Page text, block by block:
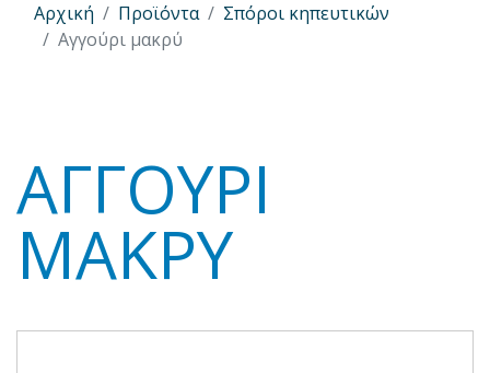
Αρχική Προϊόντα
Σπόροι κηπευτικών
Αγγούρι μακρύ
ΑΓΓΟΎΡΙ
ΜΑΚΡΎ